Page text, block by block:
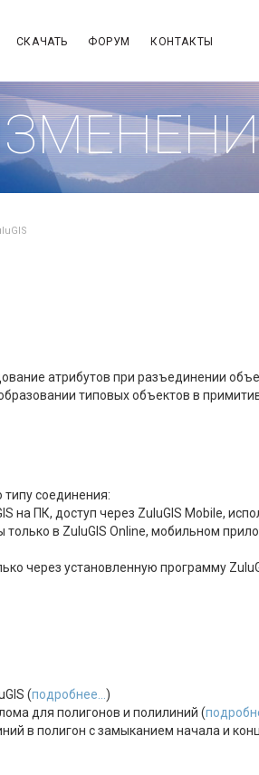
СКАЧАТЬ ФОРУМ КОНТАКТЫ
атрибутов при разъединении
типовых объектов в
соединения:
на ПК, доступ через ZuluGIS Mobile,
только в ZuluGIS Online, мобильном
через установленную программу
(подробнее... )
для полигонов и полилиний (
в полигон с замыканием начала и